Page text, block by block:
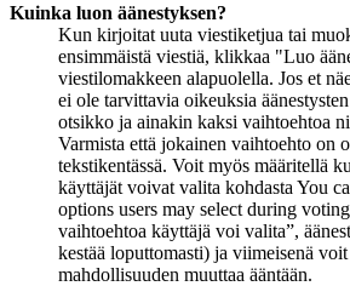
Kuinka luon äänestyksen?
Kun kirjoitat uuta viestiketjua tai
ensimmäistä viestiä, klikkaa "Luo
viestilomakkeen alapuolella. Jos et
ei ole tarvittavia oikeuksia
otsikko ja ainakin kaksi vaihtoehtoa
Varmista että jokainen vaihtoehto on
tekstikentässä. Voit myös määritellä
käyttäjät voivat valita kohdasta You
options users may select during
vaihtoehtoa käyttäjä voi valita”,
kestää loputtomasti) ja viimeisenä
mahdollisuuden muuttaa ääntään.